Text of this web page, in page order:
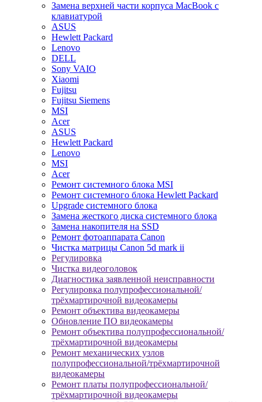
Замена верхней части корпуса MacBook с
клавиатурой
ASUS
Hewlett Packard
Lenovo
DELL
Sony VAIO
Xiaomi
Fujitsu
Fujitsu Siemens
MSI
Acer
ASUS
Hewlett Packard
Lenovo
MSI
Acer
Ремонт системного блока MSI
Ремонт системного блока Hewlett Packard
Upgrade системного блока
Замена жесткого диска системного блока
Замена накопителя на SSD
Ремонт фотоаппарата Canon
Чистка матрицы Canon 5d mark ii
Регулировка
Чистка видеоголовок
Диагностика заявленной неисправности
Регулировка полупрофессиональной/
трёхмартирочной видеокамеры
Ремонт объектива видеокамеры
Обновление ПО видеокамеры
Ремонт объектива полупрофессиональной/
трёхмартирочной видеокамеры
Ремонт механических узлов
полупрофессиональной/трёхмартирочной
видеокамеры
Ремонт платы полупрофессиональной/
трёхмартирочной видеокамеры